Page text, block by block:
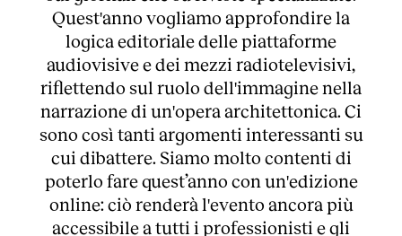
Quest'anno vogliamo approfondire la
logica editoriale delle piattaforme
audiovisive e dei mezzi radiotelevisivi,
riflettendo sul ruolo dell'immagine nella
narrazione di un'opera architettonica. Ci
sono così tanti argomenti interessanti su
cui dibattere. Siamo molto contenti di
poterlo fare quest’anno con un'edizione
online: ciò renderà l'evento ancora più
accessibile a tutti i professionisti e gli